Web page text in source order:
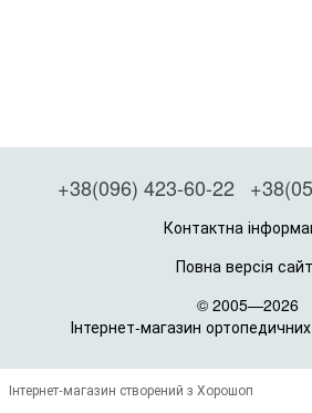
+38(096) 423-60-22
Контактна
Повна версія
© 2005—2026
Інтернет-магазин
Інтернет-магазин створений з Хорошоп